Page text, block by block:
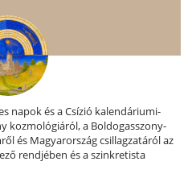
napok és a Csízió kalendáriumi-
kozmológiáról, a Boldogasszony-
és Magyarország csillagzatáról az
rendjében és a szinkretista